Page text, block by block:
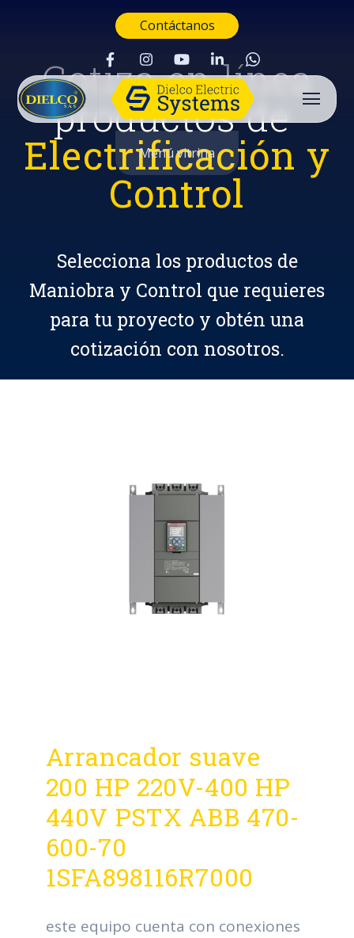
Contáctanos
Menú vitrina
Cotiza en línea
productos de
Electrificación y
Control
Selecciona los productos de
Maniobra y Control que requieres
para tu proyecto y obtén una
cotización con nosotros.
Arrancador suave
200 HP 220V-400 HP
440V PSTX ABB 470-
600-70
1SFA898116R7000
este equipo cuenta con conexiones